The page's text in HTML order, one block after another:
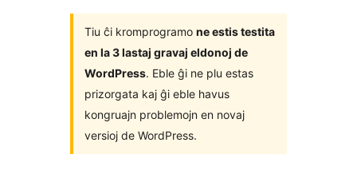
Tiu ĉi kromprogramo ne estis testita
en la 3 lastaj gravaj eldonoj de
WordPress. Eble ĝi ne plu estas
prizorgata kaj ĝi eble havus
kongruajn problemojn en novaj
versioj de WordPress.